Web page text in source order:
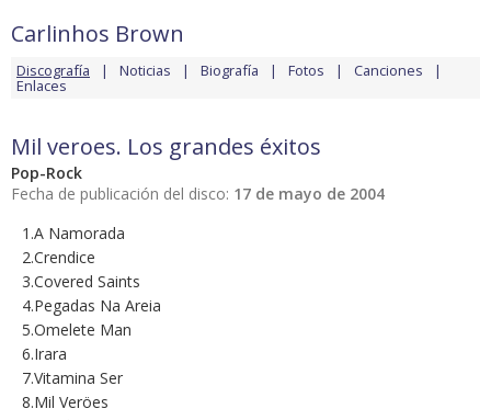
Carlinhos Brown
Discografía Noticias Biografía Fotos Canciones
Enlaces
Mil veroes. Los grandes éxitos
Pop-Rock
Fecha de publicación del disco: 17 de mayo de 2004
1.A Namorada
2.Crendice
3.Covered Saints
4.Pegadas Na Areia
5.Omelete Man
6.Irara
7.Vitamina Ser
8.Mil Veröes